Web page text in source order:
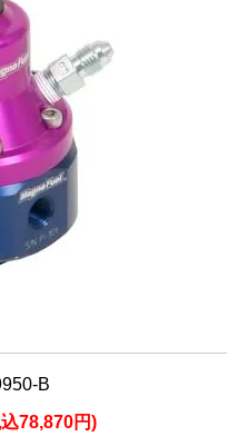
B
78,870円)